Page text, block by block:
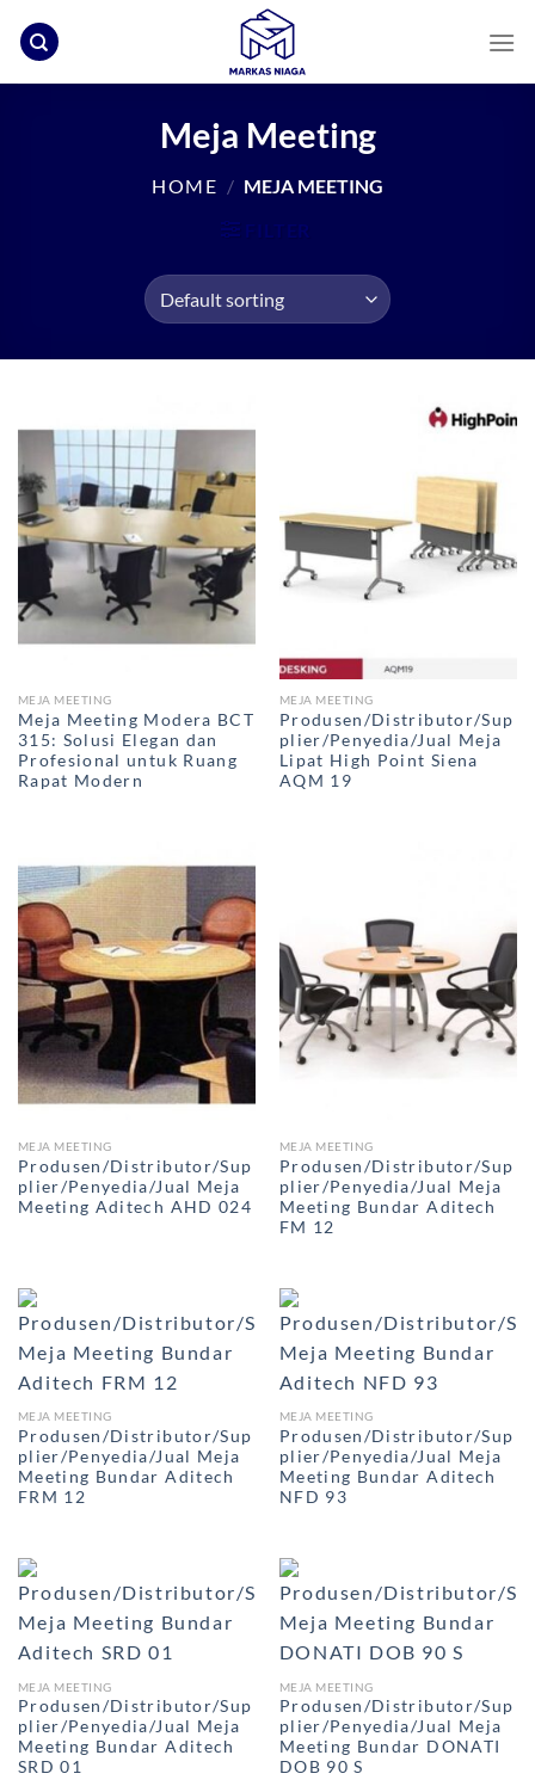
to
Meja Meeting
HOME / MEJA MEETING
FILTER
MEJA MEETING
Meja Meeting Modera BCT
315: Solusi Elegan dan
Profesional untuk Ruang
Rapat Modern
MEJA MEETING
Produsen/Distributor/Sup
plier/Penyedia/Jual Meja
Lipat High Point Siena
AQM 19
MEJA MEETING
Produsen/Distributor/Sup
plier/Penyedia/Jual Meja
Meeting Aditech AHD 024
MEJA MEETING
Produsen/Distributor/Sup
plier/Penyedia/Jual Meja
Meeting Bundar Aditech
FM 12
MEJA MEETING
Produsen/Distributor/Sup
plier/Penyedia/Jual Meja
Meeting Bundar Aditech
FRM 12
MEJA MEETING
Produsen/Distributor/Sup
plier/Penyedia/Jual Meja
Meeting Bundar Aditech
NFD 93
MEJA MEETING
Produsen/Distributor/Sup
plier/Penyedia/Jual Meja
Meeting Bundar Aditech
SRD 01
MEJA MEETING
Produsen/Distributor/Sup
plier/Penyedia/Jual Meja
Meeting Bundar DONATI
DOB 90 S